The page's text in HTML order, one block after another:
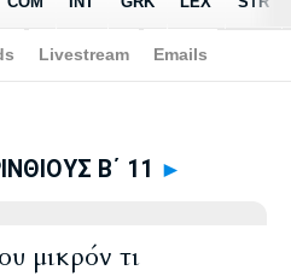
ΚΟΡΙΝΘΙΟΥΣ Β΄ 11
Β΄ 11 ►
μικρόν τι